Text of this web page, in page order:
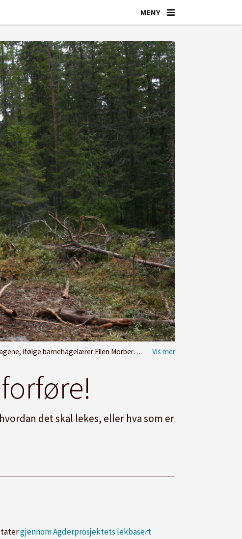
Ellen Morberg. Arkivfoto: Kjersti Mosbakk
det skal lekes, eller hva som er
gjennom Agderprosjektets lekbasert